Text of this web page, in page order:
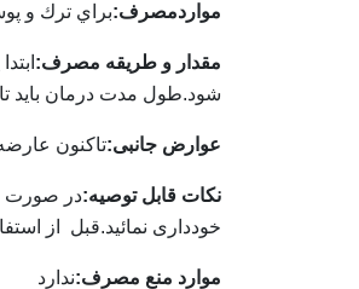
مواردمصرف:براي ترك و
مقدار و طریقه مصرف: ابتدا
شود.طول مدت درمان باید
عوارض جانبی:تاکنون
نکات قابل توصیه:در صورت
خودداری نمائید.قبل از
موارد منع مصرف:ندارد